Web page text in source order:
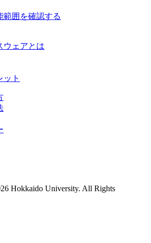
範囲を確認する
ウェアとは
ット
Hokkaido University. All Rights